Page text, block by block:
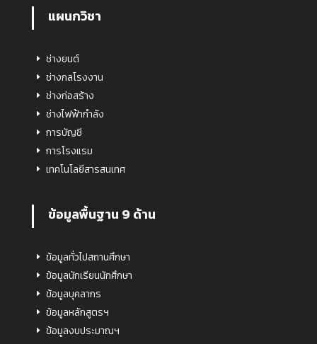
แผนกวิชา
ช่างยนต์
ช่างกลโรงงาน
ช่างก่อสร้าง
ช่างไฟฟ้ากำลัง
การบัญชี
การโรงแรม
เทคโนโลยีสารสนเทศ
ข้อมูลพื้นฐาน 9 ด้าน
ข้อมูลทั่วไปสถานศึกษา
ข้อมูลนักเรียนนักศึกษา
ข้อมูลบุคลากร
ข้อมูลหลักสูตรฯ
ข้อมูลงบประมาณฯ